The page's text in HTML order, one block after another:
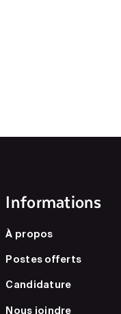
Informations
À propos
Postes offerts
Candidature
Nous joindre